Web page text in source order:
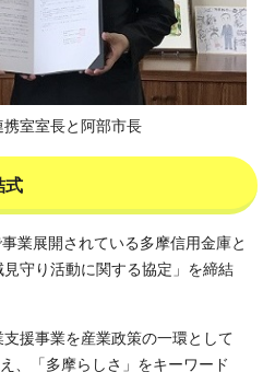
室室長と阿部市長
式
業展開されている多摩信用金庫と
見守り活動に関する協定」を締結
援事業を産業政策の一環として
、「多摩らしさ」をキーワード